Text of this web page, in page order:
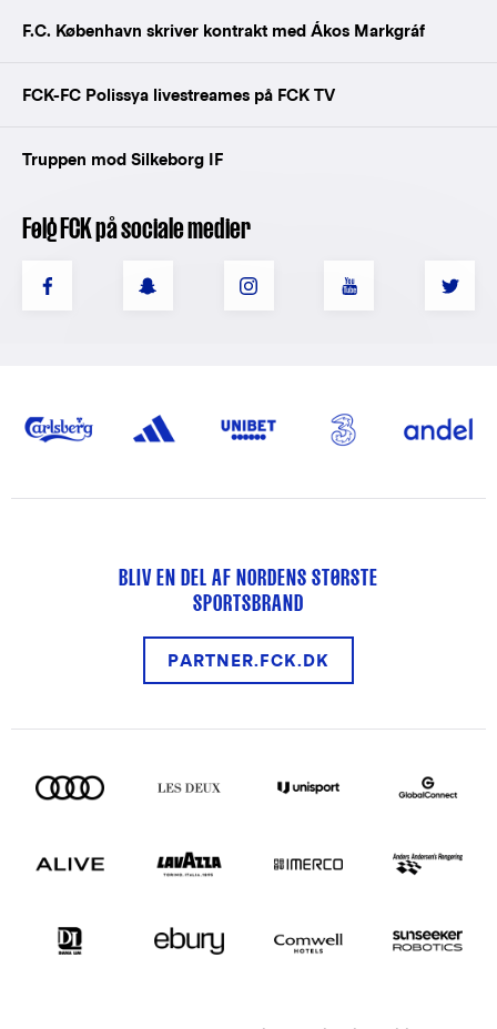
F.C. København skriver kontrakt med Ákos Markgráf
FCK-FC Polissya livestreames på FCK TV
Truppen mod Silkeborg IF
Følg FCK på sociale medier
BLIV EN DEL AF NORDENS STØRSTE
SPORTSBRAND
PARTNER.FCK.DK